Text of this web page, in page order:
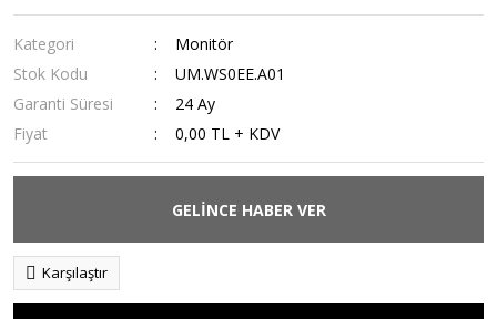
Kategori
Monitör
Stok Kodu
UM.WS0EE.A01
Garanti Süresi
24 Ay
Fiyat
0,00 TL + KDV
GELİNCE HABER VER
Karşılaştır